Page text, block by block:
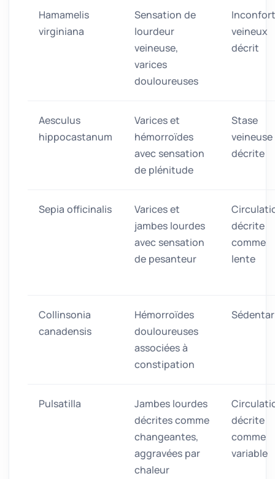
Hamamelis
virginiana
Sensation de
lourdeur
veineuse,
varices
douloureuses
Inconfort
veineux
décrit
Aesculus
hippocastanum
Varices et
hémorroïdes
avec sensation
de plénitude
Stase
veineuse
décrite
Sepia officinalis
Varices et
jambes lourdes
avec sensation
de pesanteur
décrite
comme
lente
Collinsonia
canadensis
Hémorroïdes
douloureuses
associées à
constipation
Pulsatilla
Jambes lourdes
décrites comme
changeantes,
aggravées par
chaleur
décrite
comme
variable